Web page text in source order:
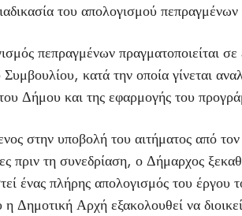
του απολογισμού
πεπραγμένων πραγματοποιείται
κατά την οποία γίνεται
Δήμου και της εφαρμογής του
στην υποβολή του αιτήματος από
πριν τη συνεδρίαση, ο Δήμαρχος
ένας πλήρης απολογισμός του
Δημοτική Αρχή εξακολουθεί να